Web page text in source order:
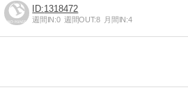
1318472
週間IN:0 週間OUT:8 月間IN:4